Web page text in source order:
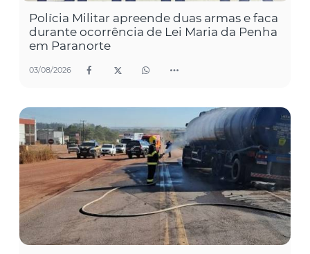
Polícia Militar apreende duas armas e faca
durante ocorrência de Lei Maria da Penha
em Paranorte
03/08/2026